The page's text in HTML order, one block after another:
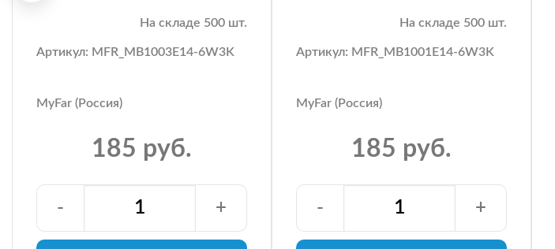
На складе 500 шт.
Артикул: MFR_MB1003E14-6W3K
MyFar (Россия)
185 руб.
- +
На складе 500 шт.
Артикул: MFR_MB1001E14-6W3K
MyFar (Россия)
185 руб.
- +